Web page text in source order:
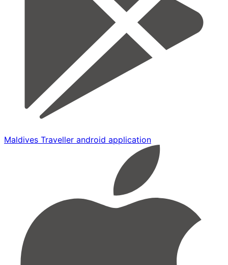
Maldives Traveller android application